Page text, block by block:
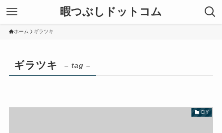
暇つぶしドットコム
ホーム ギラツキ
ギラツキ – tag –
DIY